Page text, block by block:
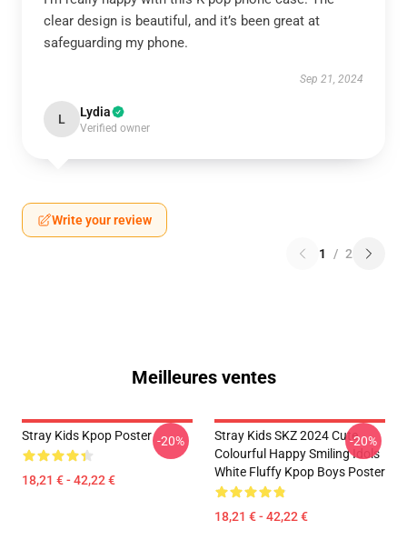
clear design is beautiful, and it’s been great at
safeguarding my phone.
Sep 21, 2024
L Lydia
Verified owner
Write your review
1 / 2
Meilleures ventes
Stray Kids Kpop Poster
18,21 € - 42,22 €
-20%
Stray Kids SKZ 2024 Cute
Colourful Happy Smiling Idols
White Fluffy Kpop Boys Poster
18,21 € - 42,22 €
-20%